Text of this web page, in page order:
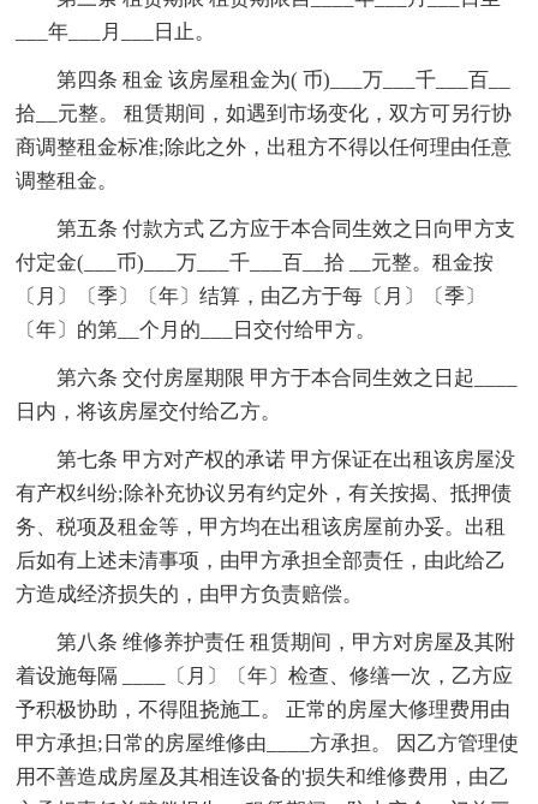
___年___月___日止。
第四条 租金 该房屋租金为( 币)___万___千___百__
拾__元整。 租赁期间，如遇到市场变化，双方可另行协
商调整租金标准;除此之外，出租方不得以任何理由任意
调整租金。
第五条 付款方式 乙方应于本合同生效之日向甲方支
付定金(___币)___万___千___百__拾 __元整。租金按
〔月〕〔季〕〔年〕结算，由乙方于每〔月〕〔季〕
〔年〕的第__个月的___日交付给甲方。
第六条 交付房屋期限 甲方于本合同生效之日起____
日内，将该房屋交付给乙方。
第七条 甲方对产权的承诺 甲方保证在出租该房屋没
有产权纠纷;除补充协议另有约定外，有关按揭、抵押债
务、税项及租金等，甲方均在出租该房屋前办妥。出租
后如有上述未清事项，由甲方承担全部责任，由此给乙
方造成经济损失的，由甲方负责赔偿。
第八条 维修养护责任 租赁期间，甲方对房屋及其附
着设施每隔 ____〔月〕〔年〕检查、修缮一次，乙方应
予积极协助，不得阻挠施工。 正常的房屋大修理费用由
甲方承担;日常的房屋维修由____方承担。 因乙方管理使
用不善造成房屋及其相连设备的'损失和维修费用，由乙